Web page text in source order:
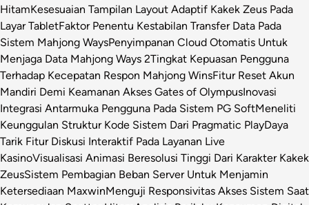
HitamKesesuaian Tampilan Layout Adaptif Kakek Zeus Pada
Layar TabletFaktor Penentu Kestabilan Transfer Data Pada
Sistem Mahjong WaysPenyimpanan Cloud Otomatis Untuk
Menjaga Data Mahjong Ways 2Tingkat Kepuasan Pengguna
Terhadap Kecepatan Respon Mahjong WinsFitur Reset Akun
Mandiri Demi Keamanan Akses Gates of OlympusInovasi
Integrasi Antarmuka Pengguna Pada Sistem PG SoftMeneliti
Keunggulan Struktur Kode Sistem Dari Pragmatic PlayDaya
Tarik Fitur Diskusi Interaktif Pada Layanan Live
KasinoVisualisasi Animasi Beresolusi Tinggi Dari Karakter Kakek
ZeusSistem Pembagian Beban Server Untuk Menjamin
Ketersediaan MaxwinMenguji Responsivitas Akses Sistem Saat